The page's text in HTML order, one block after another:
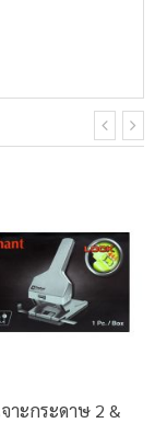
จาะกระดาษ 2 &